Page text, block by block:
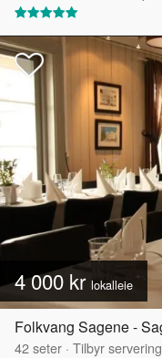
4 000 kr lokalleie
Folkvang Sagene -
42seter · Tilbyr servering